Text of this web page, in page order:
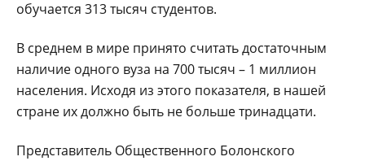
обучается 313 тысяч студентов.
В среднем в мире принято считать достаточным
наличие одного вуза на 700 тысяч – 1 миллион
населения. Исходя из этого показателя, в нашей
стране их должно быть не больше тринадцати.
Представитель Общественного Болонского